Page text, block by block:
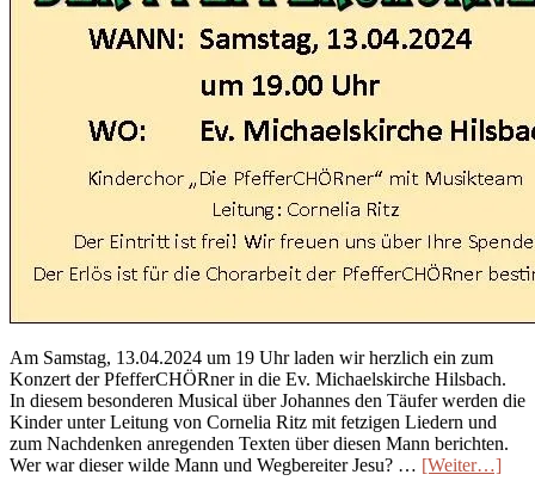
Am Samstag, 13.04.2024 um 19 Uhr laden wir herzlich ein zum
Konzert der PfefferCHÖRner in die Ev. Michaelskirche Hilsbach.
In diesem besonderen Musical über Johannes den Täufer werden die
Kinder unter Leitung von Cornelia Ritz mit fetzigen Liedern und
zum Nachdenken anregenden Texten über diesen Mann berichten.
Wer war dieser wilde Mann und Wegbereiter Jesu? … [Weiter…]